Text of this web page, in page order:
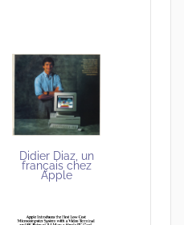
Didier Diaz, un
français chez
Apple